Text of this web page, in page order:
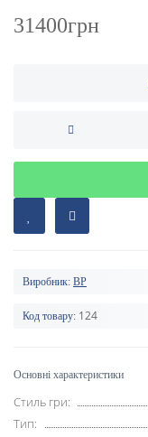
31400грн
Виробник: BP
Код товару: 124
Основні характеристики
Стиль гри:
Тип: